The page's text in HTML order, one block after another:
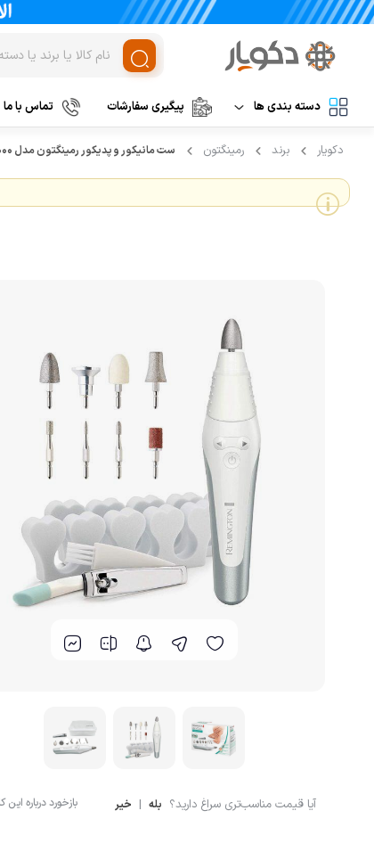
دسته بندی ها
لوازم برقی آشپزخانه غذاساز و خردکن
همزن
گوشت کوب برقی
لوازم پخت و پز
برند های خارجی
برند های ایرانی
پیگیری سفارشات تماس با ما
دکویار برند رمینگتون ست مانیکور و پدیکور رمینگتون مدل MAN3000
آیا قیمت مناسب‌تری سراغ دارید؟ بله | خیر بازخورد درباره این